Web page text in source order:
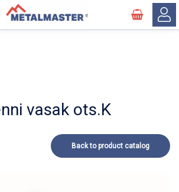
vasak ots.K
Back to product catalog